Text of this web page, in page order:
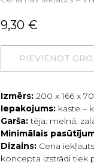
9,30 €
PIEVIENOT
Izmērs: 200 х 166 х
Iepakojums: kaste –
Garša:tēja: melnā,
Minimālais
Dizains: Cena
koncepta izstrādi tiek